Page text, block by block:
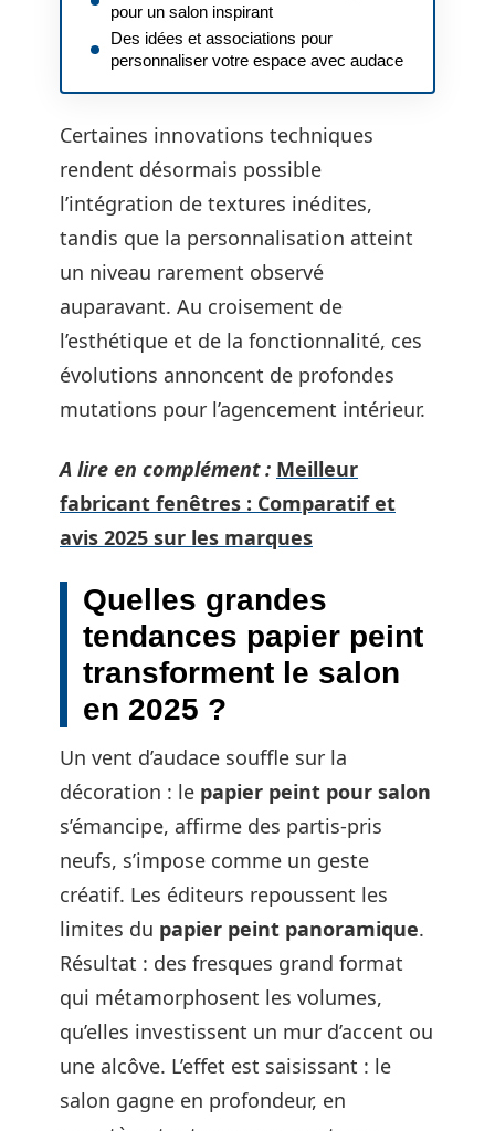
pour un salon inspirant
Des idées et associations pour
personnaliser votre espace avec audace
Certaines innovations techniques
rendent désormais possible
l’intégration de textures inédites,
tandis que la personnalisation atteint
un niveau rarement observé
auparavant. Au croisement de
l’esthétique et de la fonctionnalité, ces
évolutions annoncent de profondes
mutations pour l’agencement intérieur.
A lire en complément : Meilleur
fabricant fenêtres : Comparatif et
avis 2025 sur les marques
Quelles grandes
tendances papier peint
transforment le salon
en 2025 ?
Un vent d’audace souffle sur la
décoration : le papier peint pour salon
s’émancipe, affirme des partis-pris
neufs, s’impose comme un geste
créatif. Les éditeurs repoussent les
limites du papier peint panoramique.
Résultat : des fresques grand format
qui métamorphosent les volumes,
qu’elles investissent un mur d’accent ou
une alcôve. L’effet est saisissant : le
salon gagne en profondeur, en